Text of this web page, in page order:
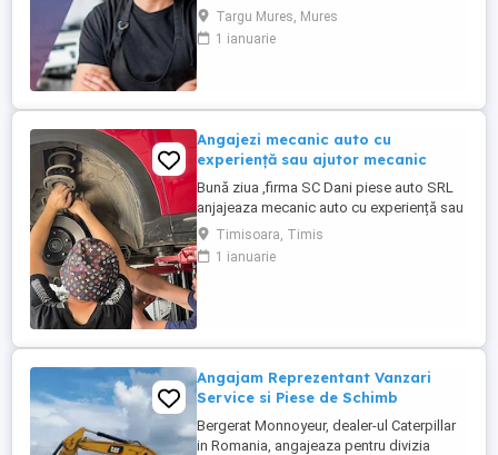
mentenantei, diagnosticarii si repararii
utilajelor agricole (ex: tractoare, combine),
astfel incat acestea sa functioneze la
(mecanica, electrica, ...
Targu Mures, Mures
1 ianuarie
Angajezi mecanic auto cu
experiență sau ajutor mecanic
Bună ziua ,firma SC Dani piese auto SRL
anjajeaza mecanic auto cu experiență sau
ajutor mecanic punctul de lucru situat pe
calea sagului 157
Timisoara, Timis
1 ianuarie
Angajam Reprezentant Vanzari
Service si Piese de Schimb
Bergerat Monnoyeur, dealer-ul Caterpillar
in Romania, angajeaza pentru divizia